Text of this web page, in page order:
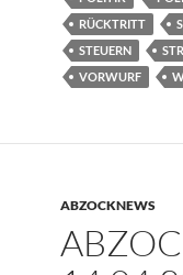
RÜCKTRITT
STEUERN
VORWURF
ABZOCKNEWS